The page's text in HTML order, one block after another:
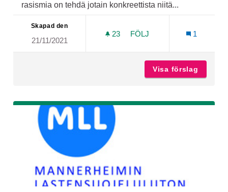
rasismia on tehdä jotain konkreettista niitä...
Skapad den
21/11/2021
23 23 FÖLJARE
FÖLJ 1
Visa förslag